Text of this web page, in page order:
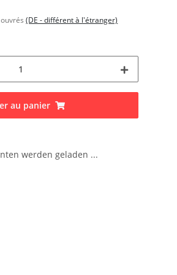
ouvrés(DE - différent à l'étranger)
au panier
werden geladen ...